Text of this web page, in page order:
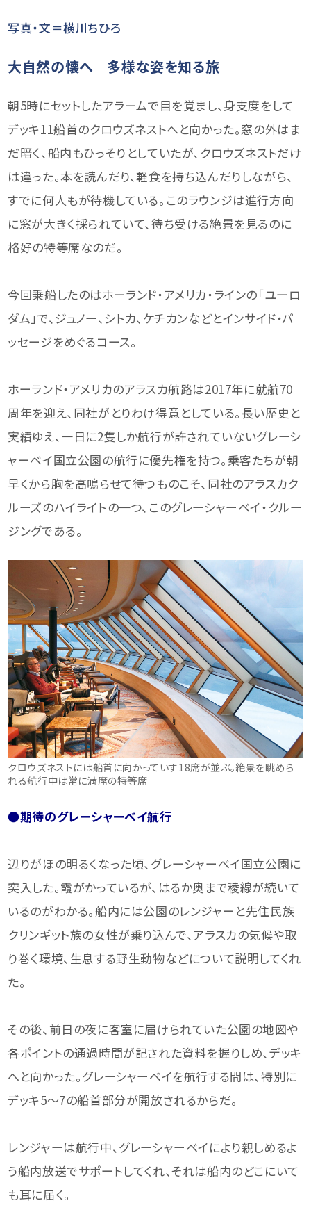
写真・文＝横川ちひろ
大自然の懐へ 多様な姿を知る旅
朝5時にセットしたアラームで目を覚まし、身支度をして
デッキ11船首のクロウズネストへと向かった。窓の外はま
だ暗く、船内もひっそりとしていたが、クロウズネストだけ
は違った。本を読んだり、軽食を持ち込んだりしながら、
すでに何人もが待機している。このラウンジは進行方向
に窓が大きく採られていて、待ち受ける絶景を見るのに
格好の特等席なのだ。
今回乗船したのはホーランド・アメリカ・ラインの「ユーロ
ダム」で、ジュノー、シトカ、ケチカンなどとインサイド・パ
ッセージをめぐるコース。
ホーランド・アメリカのアラスカ航路は2017年に就航70
周年を迎え、同社がとりわけ得意としている。長い歴史と
実績ゆえ、一日に2隻しか航行が許されていないグレーシ
ャーベイ国立公園の航行に優先権を持つ。乗客たちが朝
早くから胸を高鳴らせて待つものこそ、同社のアラスカク
ルーズのハイライトの一つ、このグレーシャーベイ・クルー
ジングである。
クロウズネストには船首に向かっていす18席が並ぶ。絶景を眺めら
れる航行中は常に満席の特等席
●期待のグレーシャーベイ航行
辺りがほの明るくなった頃、グレーシャーベイ国立公園に
突入した。霞がかっているが、はるか奥まで稜線が続いて
いるのがわかる。船内には公園のレンジャーと先住民族
クリンギット族の女性が乗り込んで、アラスカの気候や取
り巻く環境、生息する野生動物などについて説明してくれ
た。
その後、前日の夜に客室に届けられていた公園の地図や
各ポイントの通過時間が記された資料を握りしめ、デッキ
へと向かった。グレーシャーベイを航行する間は、特別に
デッキ5〜7の船首部分が開放されるからだ。
レンジャーは航行中、グレーシャーベイにより親しめるよ
う船内放送でサポートしてくれ、それは船内のどこにいて
も耳に届く。